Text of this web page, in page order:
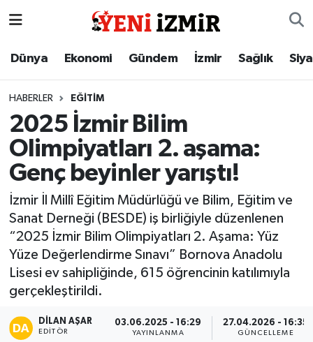
Dünya Ekonomi Gündem İzmir Sağlık
HABERLER EĞITIM
2025 İzmir Bilim
Olimpiyatları 2. aşama:
Genç beyinler yarıştı!
İzmir İl Millî Eğitim Müdürlüğü ve Bilim, Eğitim ve
Sanat Derneği (BESDE) iş birliğiyle düzenlenen
“2025 İzmir Bilim Olimpiyatları 2. Aşama: Yüz
Yüze Değerlendirme Sınavı” Bornova Anadolu
Lisesi ev sahipliğinde, 615 öğrencinin katılımıyla
gerçekleştirildi.
DILAN AŞAR
EDITÖR
03.06.2025 - 16:29
YAYINLANMA
27.04.2026 - 16:35
GÜNCELLEME
Dünya
Gündem
İzmir
Sağlık
Siyaset
Magazin
Spor
İzmir Nöbetçi Eczaneler
İzmir Namaz Vakitleri
İzmir Trafik Yoğunluk Haritası
Süper Lig Puan Durumu ve Fikstür
Tüm Manşetler
Son Dakika Haberleri